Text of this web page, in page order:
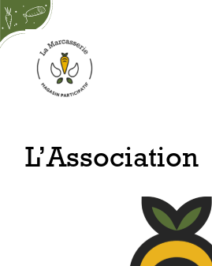
Aller
au
contenu
L’Association